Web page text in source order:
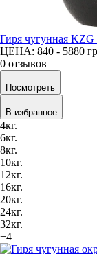
Гиря чугунная
ЦЕНА: 840 - 5880
0 отзывов
Посмотреть
В избранное
4кг.
6кг.
8кг.
10кг.
12кг.
16кг.
20кг.
24кг.
32кг.
+4